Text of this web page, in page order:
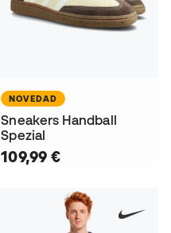
NOVEDAD
Sneakers Handball
Spezial
109,99 €